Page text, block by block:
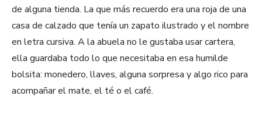
de alguna tienda. La que más recuerdo era una roja de una
casa de calzado que tenía un zapato ilustrado y el nombre
en letra cursiva. A la abuela no le gustaba usar cartera,
ella guardaba todo lo que necesitaba en esa humilde
bolsita: monedero, llaves, alguna sorpresa y algo rico para
acompañar el mate, el té o el café.